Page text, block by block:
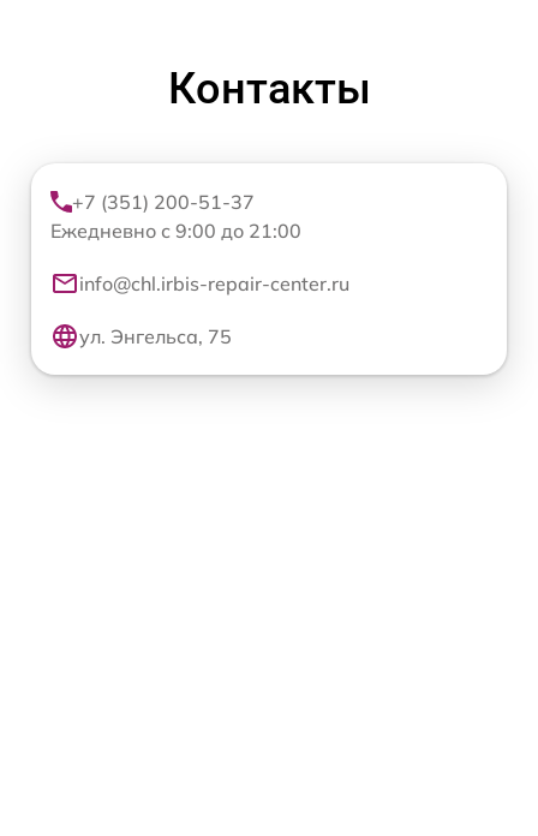
Контакты
+7 (351) 200-51-37
Ежедневно с 9:00 до 21:00
info@chl.irbis-repair-center.ru
ул. Энгельса, 75